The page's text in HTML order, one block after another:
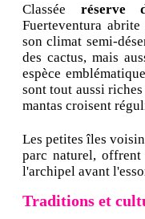
Classée réserve
Fuerteventura
son climat semi-
des cactus, mais
espèce
sont tout aussi
mantas croisent
Les petites îles
parc naturel,
l'archipel avant
Traditions et